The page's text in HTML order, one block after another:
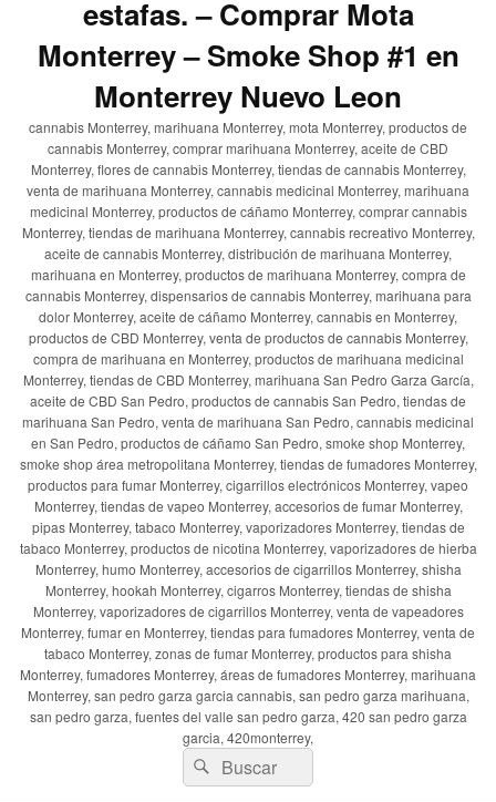
estafas. – Comprar Mota
Monterrey – Smoke Shop #1 en
Monterrey Nuevo Leon
cannabis Monterrey, marihuana Monterrey, mota Monterrey, productos de
cannabis Monterrey, comprar marihuana Monterrey, aceite de CBD
Monterrey, flores de cannabis Monterrey, tiendas de cannabis Monterrey,
venta de marihuana Monterrey, cannabis medicinal Monterrey, marihuana
medicinal Monterrey, productos de cáñamo Monterrey, comprar cannabis
Monterrey, tiendas de marihuana Monterrey, cannabis recreativo Monterrey,
aceite de cannabis Monterrey, distribución de marihuana Monterrey,
marihuana en Monterrey, productos de marihuana Monterrey, compra de
cannabis Monterrey, dispensarios de cannabis Monterrey, marihuana para
dolor Monterrey, aceite de cáñamo Monterrey, cannabis en Monterrey,
productos de CBD Monterrey, venta de productos de cannabis Monterrey,
compra de marihuana en Monterrey, productos de marihuana medicinal
Monterrey, tiendas de CBD Monterrey, marihuana San Pedro Garza García,
aceite de CBD San Pedro, productos de cannabis San Pedro, tiendas de
marihuana San Pedro, venta de marihuana San Pedro, cannabis medicinal
en San Pedro, productos de cáñamo San Pedro, smoke shop Monterrey,
smoke shop área metropolitana Monterrey, tiendas de fumadores Monterrey,
productos para fumar Monterrey, cigarrillos electrónicos Monterrey, vapeo
Monterrey, tiendas de vapeo Monterrey, accesorios de fumar Monterrey,
pipas Monterrey, tabaco Monterrey, vaporizadores Monterrey, tiendas de
tabaco Monterrey, productos de nicotina Monterrey, vaporizadores de hierba
Monterrey, humo Monterrey, accesorios de cigarrillos Monterrey, shisha
Monterrey, hookah Monterrey, cigarros Monterrey, tiendas de shisha
Monterrey, vaporizadores de cigarrillos Monterrey, venta de vapeadores
Monterrey, fumar en Monterrey, tiendas para fumadores Monterrey, venta de
tabaco Monterrey, zonas de fumar Monterrey, productos para shisha
Monterrey, fumadores Monterrey, áreas de fumadores Monterrey, marihuana
Monterrey, san pedro garza garcia cannabis, san pedro garza marihuana,
san pedro garza, fuentes del valle san pedro garza, 420 san pedro garza
garcia, 420monterrey,
Buscar
por:
Buscar